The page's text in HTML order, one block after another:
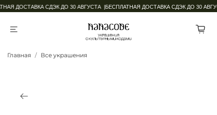
ДОСТАВКА СДЭК ДО 30 АВГУСТА | БЕСПЛАТНАЯ ДОСТАВКА СДЭК ДО 30
Главная Все украшения